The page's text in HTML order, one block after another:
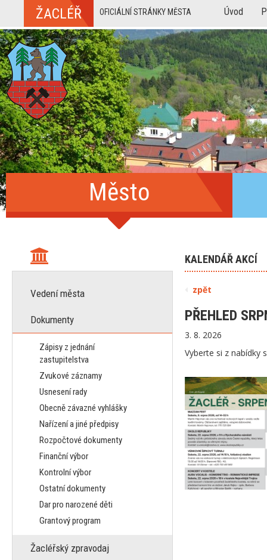
ŽACLÉŘ OFICIÁLNÍ STRÁNKY MĚSTA Úvod
Město
Vedení města
Dokumenty
Zápisy z jednání
zastupitelstva
Zvukové záznamy
Usnesení rady
Obecně závazné vyhlášky
Nařízení a jiné předpisy
Rozpočtové dokumenty
Finanční výbor
Kontrolní výbor
Ostatní dokumenty
Dar pro narozené děti
Grantový program
Žacléřský zpravodaj
KALENDÁŘ AKCÍ
zpět
PŘEHLED
3. 8. 2026
Vyberte si z nabídky